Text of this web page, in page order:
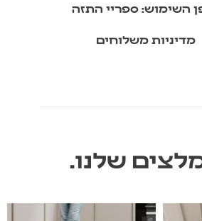
השימוש: ספריי התזה
מדיניות משלוחים
שלנו.